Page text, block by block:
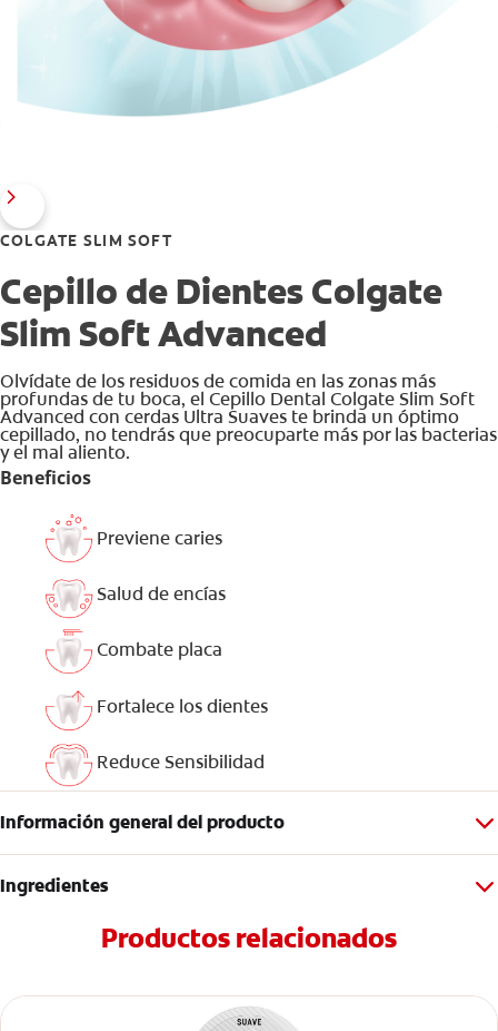
COLGATE SLIM SOFT
Cepillo de Dientes Colgate
Slim Soft Advanced
Olvídate de los residuos de comida en las zonas más
profundas de tu boca, el Cepillo Dental Colgate Slim Soft
Advanced con cerdas Ultra Suaves te brinda un óptimo
cepillado, no tendrás que preocuparte más por las bacterias
y el mal aliento.
Beneficios
Previene caries
Salud de encías
Combate placa
Fortalece los dientes
Reduce Sensibilidad
Información general del producto
Ingredientes
Productos relacionados